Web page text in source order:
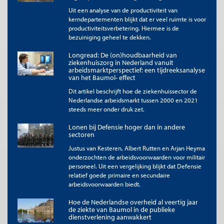
Het ontbreken van een directe koppeling
tussen productiviteit en arbeidsbeloning in
de publieke sector komt tot uitdrukking in
de productiviteit-loonkloof [...] Is de kloof
negatief dan geldt in de markt
georiënteerde sector dat een deel van de
bedrijven failliet zal gaan. Voor een publieke
kwaliteit van de dienstverlening op den
duur zal worden uitgehold.
Bij imperfecte concurrentie, zoals in situaties van monopolies
van werkgevers, kunnen lonen afwijken van
productiviteitsniveaus (Manning, 2013). In de publieke sector,
waar de werkgever vaak monopolist is, ontstaan lonen die
minder door marktdruk worden bepaald. Denk hierbij aan de
overheid als grootste vrager van personeel in onderwijs en
In de marktsector zullen lonen sterker meebewegen met
productiviteit, economische conjunctuur en vraag-
aanbodverhoudingen. Sectorale verschillen kunnen groot zijn
Uit een analyse van de productiviteit van
kerndepartementen blijkt dat er veel ruimte is voor
productiviteitsverbetering. Hiermee is de
bezuiniging geheel te dekken.
Longread: De (on)houdbaarheid van
ziekenhuiszorg in Nederland vanuit
arbeidsmarktperspectief: een tijdreeksanalyse
van het Baumol- effect
Dit artikel beschrijft hoe de ziekenhuissector de
Nederlandse arbeidsmarkt tussen 2000 en 2021
steeds meer onder druk zet.
Lonen bij Defensie hoger dan in andere
sectoren
Justus van Kesteren, Albert Rutten en Arjan Heyma
onderzochten de arbeidsvoorwaarden voor militair
personeel. Uit een vergelijking blijkt dat Defensie
relatief goede primaire en secundaire
arbeidsvoorwaarden biedt.
Hoe de Nederlandse overheid al veertig jaar
de ziekte van Baumol in de publieke
dienstverlening aanwakkert